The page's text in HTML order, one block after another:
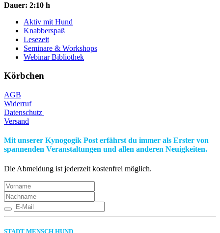
Dauer: 2:10 h
Aktiv mit Hund
Knabberspaß
Lesezeit
Seminare & Workshops
Webinar Bibliothek
Körbchen
AGB
Widerruf
Datenschutz
Versand
Mit unserer Kynogogik Post erfährst du immer als Erster von
spannenden Veranstaltungen und allen anderen Neuigkeiten.
Die Abmeldung ist jederzeit kostenfrei möglich.
STADT MENSCH HUND